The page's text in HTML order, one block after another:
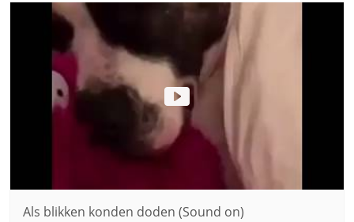
Als blikken konden doden (Sound on)